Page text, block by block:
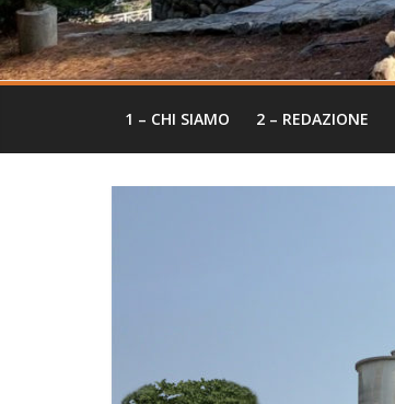
1 – CHI SIAMO 2 – REDAZIONE